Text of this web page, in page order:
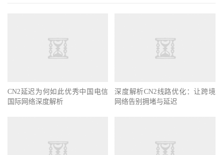
CN2延迟为何如此优秀中国电信
国际网络深度解析
深度解析CN2线路优化：让跨境
网络告别拥堵与延迟